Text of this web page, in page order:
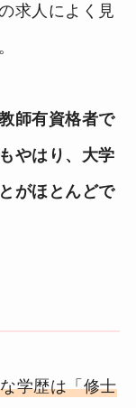
求人によく見
師有資格者で
やはり、大学
がほとんどで
学歴は「修士